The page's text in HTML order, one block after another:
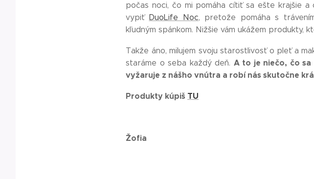
počas noci, čo mi pomáha cítiť sa ešte krajšie
vypiť DuoLife Noc, pretože pomáha s
kľudným spánkom. Nižšie vám ukážem produkty,
Takže áno, milujem svoju starostlivosť o pleť a
staráme o seba každý deň. A to je niečo, čo
vyžaruje z nášho vnútra a robí nás skutočne
Produkty kúpiš TU
Žofia